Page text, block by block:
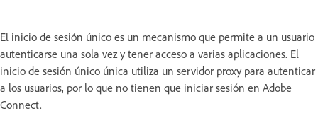
El inicio de sesión único es un mecanismo que permite a un usuario
autenticarse una sola vez y tener acceso a varias aplicaciones. El
inicio de sesión único única utiliza un servidor proxy para autenticar
a los usuarios, por lo que no tienen que iniciar sesión en Adobe
Connect.